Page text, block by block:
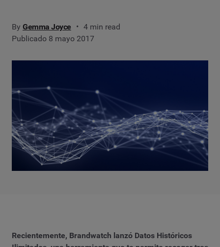
By Gemma Joyce
4 min read
Publicado 8 mayo 2017
Recientemente, Brandwatch lanzó Datos Históricos